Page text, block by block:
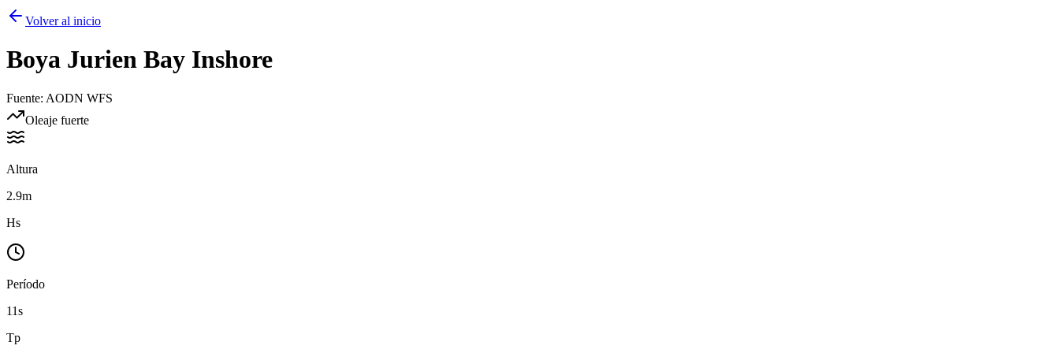
Volver al inicio
Boya Jurien Bay Inshore
Fuente: AODN WFS
Oleaje fuerte
Altura
2.9m
Hs
Período
11s
Tp